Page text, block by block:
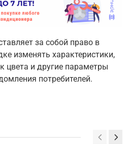
за собой право в
изменять характеристики,
цвета и другие параметры
потребителей.